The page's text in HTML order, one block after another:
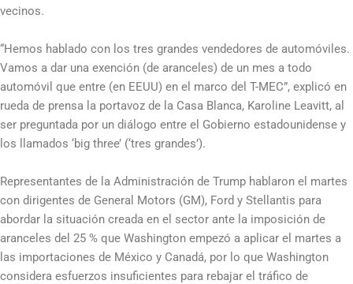
vecinos.
“Hemos hablado con los tres grandes vendedores de automóviles.
Vamos a dar una exención (de aranceles) de un mes a todo
automóvil que entre (en EEUU) en el marco del T-MEC”, explicó en
rueda de prensa la portavoz de la Casa Blanca, Karoline Leavitt, al
ser preguntada por un diálogo entre el Gobierno estadounidense y
los llamados ‘big three’ (‘tres grandes’).
Representantes de la Administración de Trump hablaron el martes
con dirigentes de General Motors (GM), Ford y Stellantis para
abordar la situación creada en el sector ante la imposición de
aranceles del 25 % que Washington empezó a aplicar el martes a
las importaciones de México y Canadá, por lo que Washington
considera esfuerzos insuficientes para rebajar el tráfico de